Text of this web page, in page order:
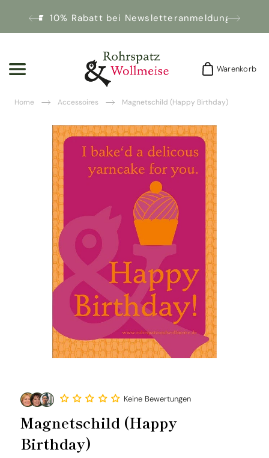
10% Rabatt bei Newsletteranmeldung!
Warenkorb
Warenkorb
Home Accessoires Magnetschild (Happy Birthday)
Keine Bewertungen
Magnetschild (Happy
Birthday)